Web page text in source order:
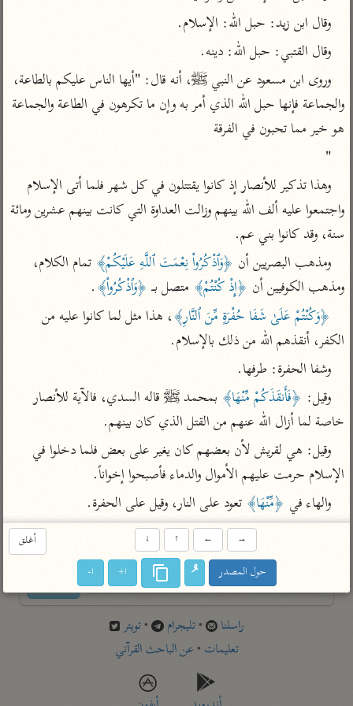
جمع الأقوال
تفسير ابن الجوزي
تفسير الماوردي
منتقاة
تفسير ابن القيم
عامّة
تفسير السمعاني
تفسير مكّي
محاسن التأويل
للقاسمي
تفسير الثعالبي
تفسير السمرقندي
تفسير الثعلبي
تفسير الرازي
أخرى
أضواء البيان
نظم الدرر للبقاعي
لغة وبلاغة
التحرير والتنوير
عطية
البحر المحيط لأبي
حيان
البسيط للواحدي
الكشاف للزمخشري
مركَّزة العبارة
تفسير الجلالين
تفسير النسفي
الوجيز للواحدي
آثار
موسوعة التفسير
تفسير ابن أبي حاتم
تفسير قتادة
اشترك لتصلك أخبار مشاريعنا
راسلنا •تليجرام •تويتر
تعليمات •عن الباحث القرآني
وقال ابن زيد: حبل الله: الإسلام.
وقال القتبي: حبل الله: دينه.
هو خير مما تحبون في الفرقة
"
سنة، وقد كانوا بني عم.
ومذهب البصريين أن ﴿وَٱذْكُرُواْ نِعْمَتَ ٱللَّهِ عَلَيْكُمْ﴾
ومذهب الكوفيين أن ﴿إِذْ كُنْتُمْ﴾ متصل بـ ﴿وَٱذْكُرُواْ﴾.
﴿وَكُنْتُمْ عَلَىٰ شَفَا حُفْرَةٍ مِّنَ ٱلنَّارِ﴾
الكفر، أنقذهم الله من ذلك بالإسلام.
وشفا الحفرة: طرفها.
وقيل: ﴿فَأَنقَذَكُمْ مِّنْهَا﴾
بمحمد ﷺ قاله السدي، فالآية للأنصار
خاصة لما أزال الله عنهم من القتل الذي كان بينهم.
الإسلام حرمت عليهم الأموال والدماء فأصبحوا إخواناً.
والهاء في ﴿مِّنْهَا﴾ تعود على النار، وقيل على الحفرة.
أغلق →
←
↑
↓
حول المصدر ا+ ا-